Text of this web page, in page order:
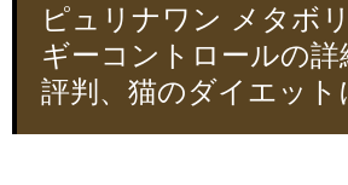
ピュリナワン メタボ
ギーコントロールの詳
評判、猫のダイエット